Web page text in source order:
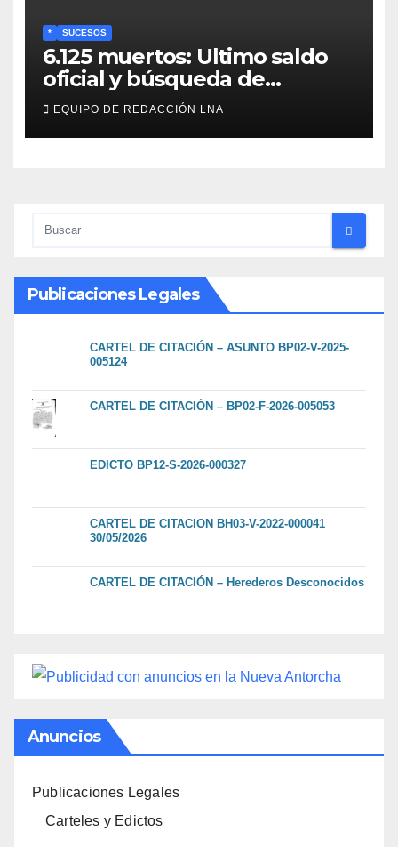
* SUCESOS
6.125 muertos: Ultimo saldo
oficial y búsqueda de
cadáveres continúa entre los
escombros
EQUIPO DE REDACCIÓN LNA
Publicaciones Legales
CARTEL DE CITACIÓN – ASUNTO BP02-V-2025-
005124
CARTEL DE CITACIÓN – BP02-F-2026-005053
EDICTO BP12-S-2026-000327
CARTEL DE CITACION BH03-V-2022-000041
30/05/2026
CARTEL DE CITACIÓN – Herederos Desconocidos
Anuncios
Publicaciones Legales
Carteles y Edictos